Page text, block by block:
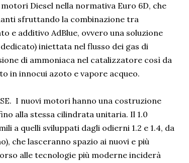
Diesel nella normativa Euro 6D, che
sfruttando la combinazione tra
e additivo AdBlue, ovvero una soluzione
iniettata nel flusso dei gas di
di ammoniaca nel catalizzatore così da
in innocui azoto e vapore acqueo.
I nuovi motori hanno una costruzione
alla stessa cilindrata unitaria. Il 1.0
a quelli sviluppati dagli odierni 1.2 e 1.4, da
che lasceranno spazio ai nuovi e più
alle tecnologie più moderne inciderà